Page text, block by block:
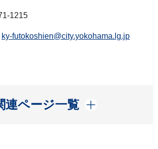
1215
ky-futokoshien@city.yokohama.lg.jp
連ページ一覧
開く